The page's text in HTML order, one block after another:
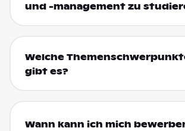
und -management zu
Welche
gibt es?
Wann kann ich mich